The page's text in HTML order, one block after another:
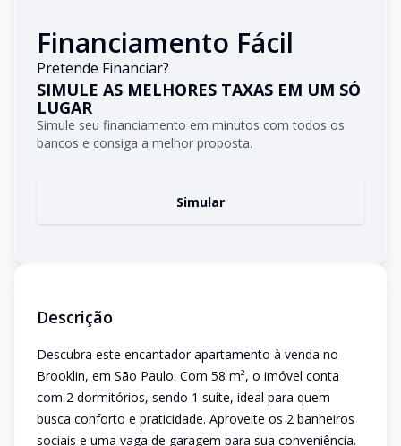
Financiamento Fácil
Pretende Financiar?
SIMULE AS MELHORES TAXAS EM UM SÓ
LUGAR
Simule seu financiamento em minutos com todos os
bancos e consiga a melhor proposta.
Simular
Descrição
Descubra este encantador apartamento à venda no
Brooklin, em São Paulo. Com 58 m², o imóvel conta
com 2 dormitórios, sendo 1 suíte, ideal para quem
busca conforto e praticidade. Aproveite os 2 banheiros
sociais e uma vaga de garagem para sua conveniência.